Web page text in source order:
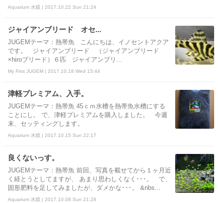
Aquarium 水鏡 | 2017.10.22 Sun 21:24
ジャイアンブリード オセ...
JUGEMテーマ：熱帯魚 こんにちは、イノセントアクア
です。 ジャイアンブリード （ジャイアンブリード
×hiroブリード）６匹 ジャイアンブリ...
My First JUGEM | 2017.10.18 Wed 15:44
津軽プレミアム、入手。
JUGEMテーマ：熱帯魚 45ｃｍ水槽を熱帯魚水槽にする
ことにし。 で、津軽プレミアムを購入しました。 今週
末、セッティングします。
Aquarium 水鏡 | 2017.10.15 Sun 22:17
良くないっす。
JUGEMテーマ：熱帯魚 前回、写真を載せてから１ヶ月近
く経とうとしてますが、 あまり思わしくなく･･･。 で、
固形肥料を足してみましたが、ダメかな･･･。 &nbs...
Aquarium 水鏡 | 2017.10.08 Sun 21:28